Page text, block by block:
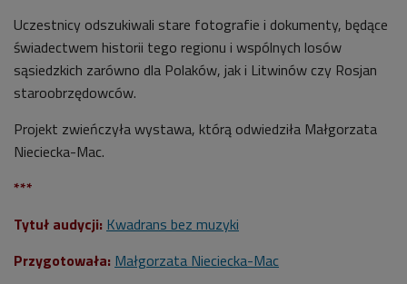
Uczestnicy odszukiwali stare fotografie i dokumenty, będące
świadectwem historii tego regionu i wspólnych losów
sąsiedzkich zarówno dla Polaków, jak i Litwinów czy Rosjan
staroobrzędowców.
Projekt zwieńczyła wystawa, którą odwiedziła Małgorzata
Nieciecka-Mac.
***
Tytuł audycji: Kwadrans bez muzyki
Przygotowała: Małgorzata Nieciecka-Mac